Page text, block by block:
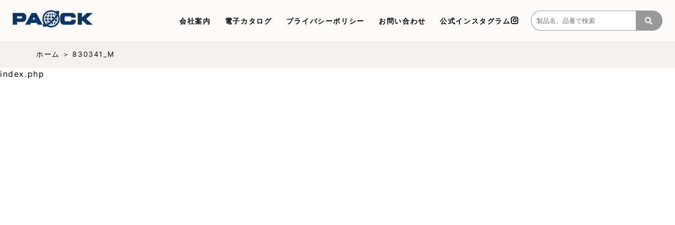
会社案内 電子カタログ プライバシーポリシー お問い合わせ 公式インスタグラム
ホーム 830341_M
index.php